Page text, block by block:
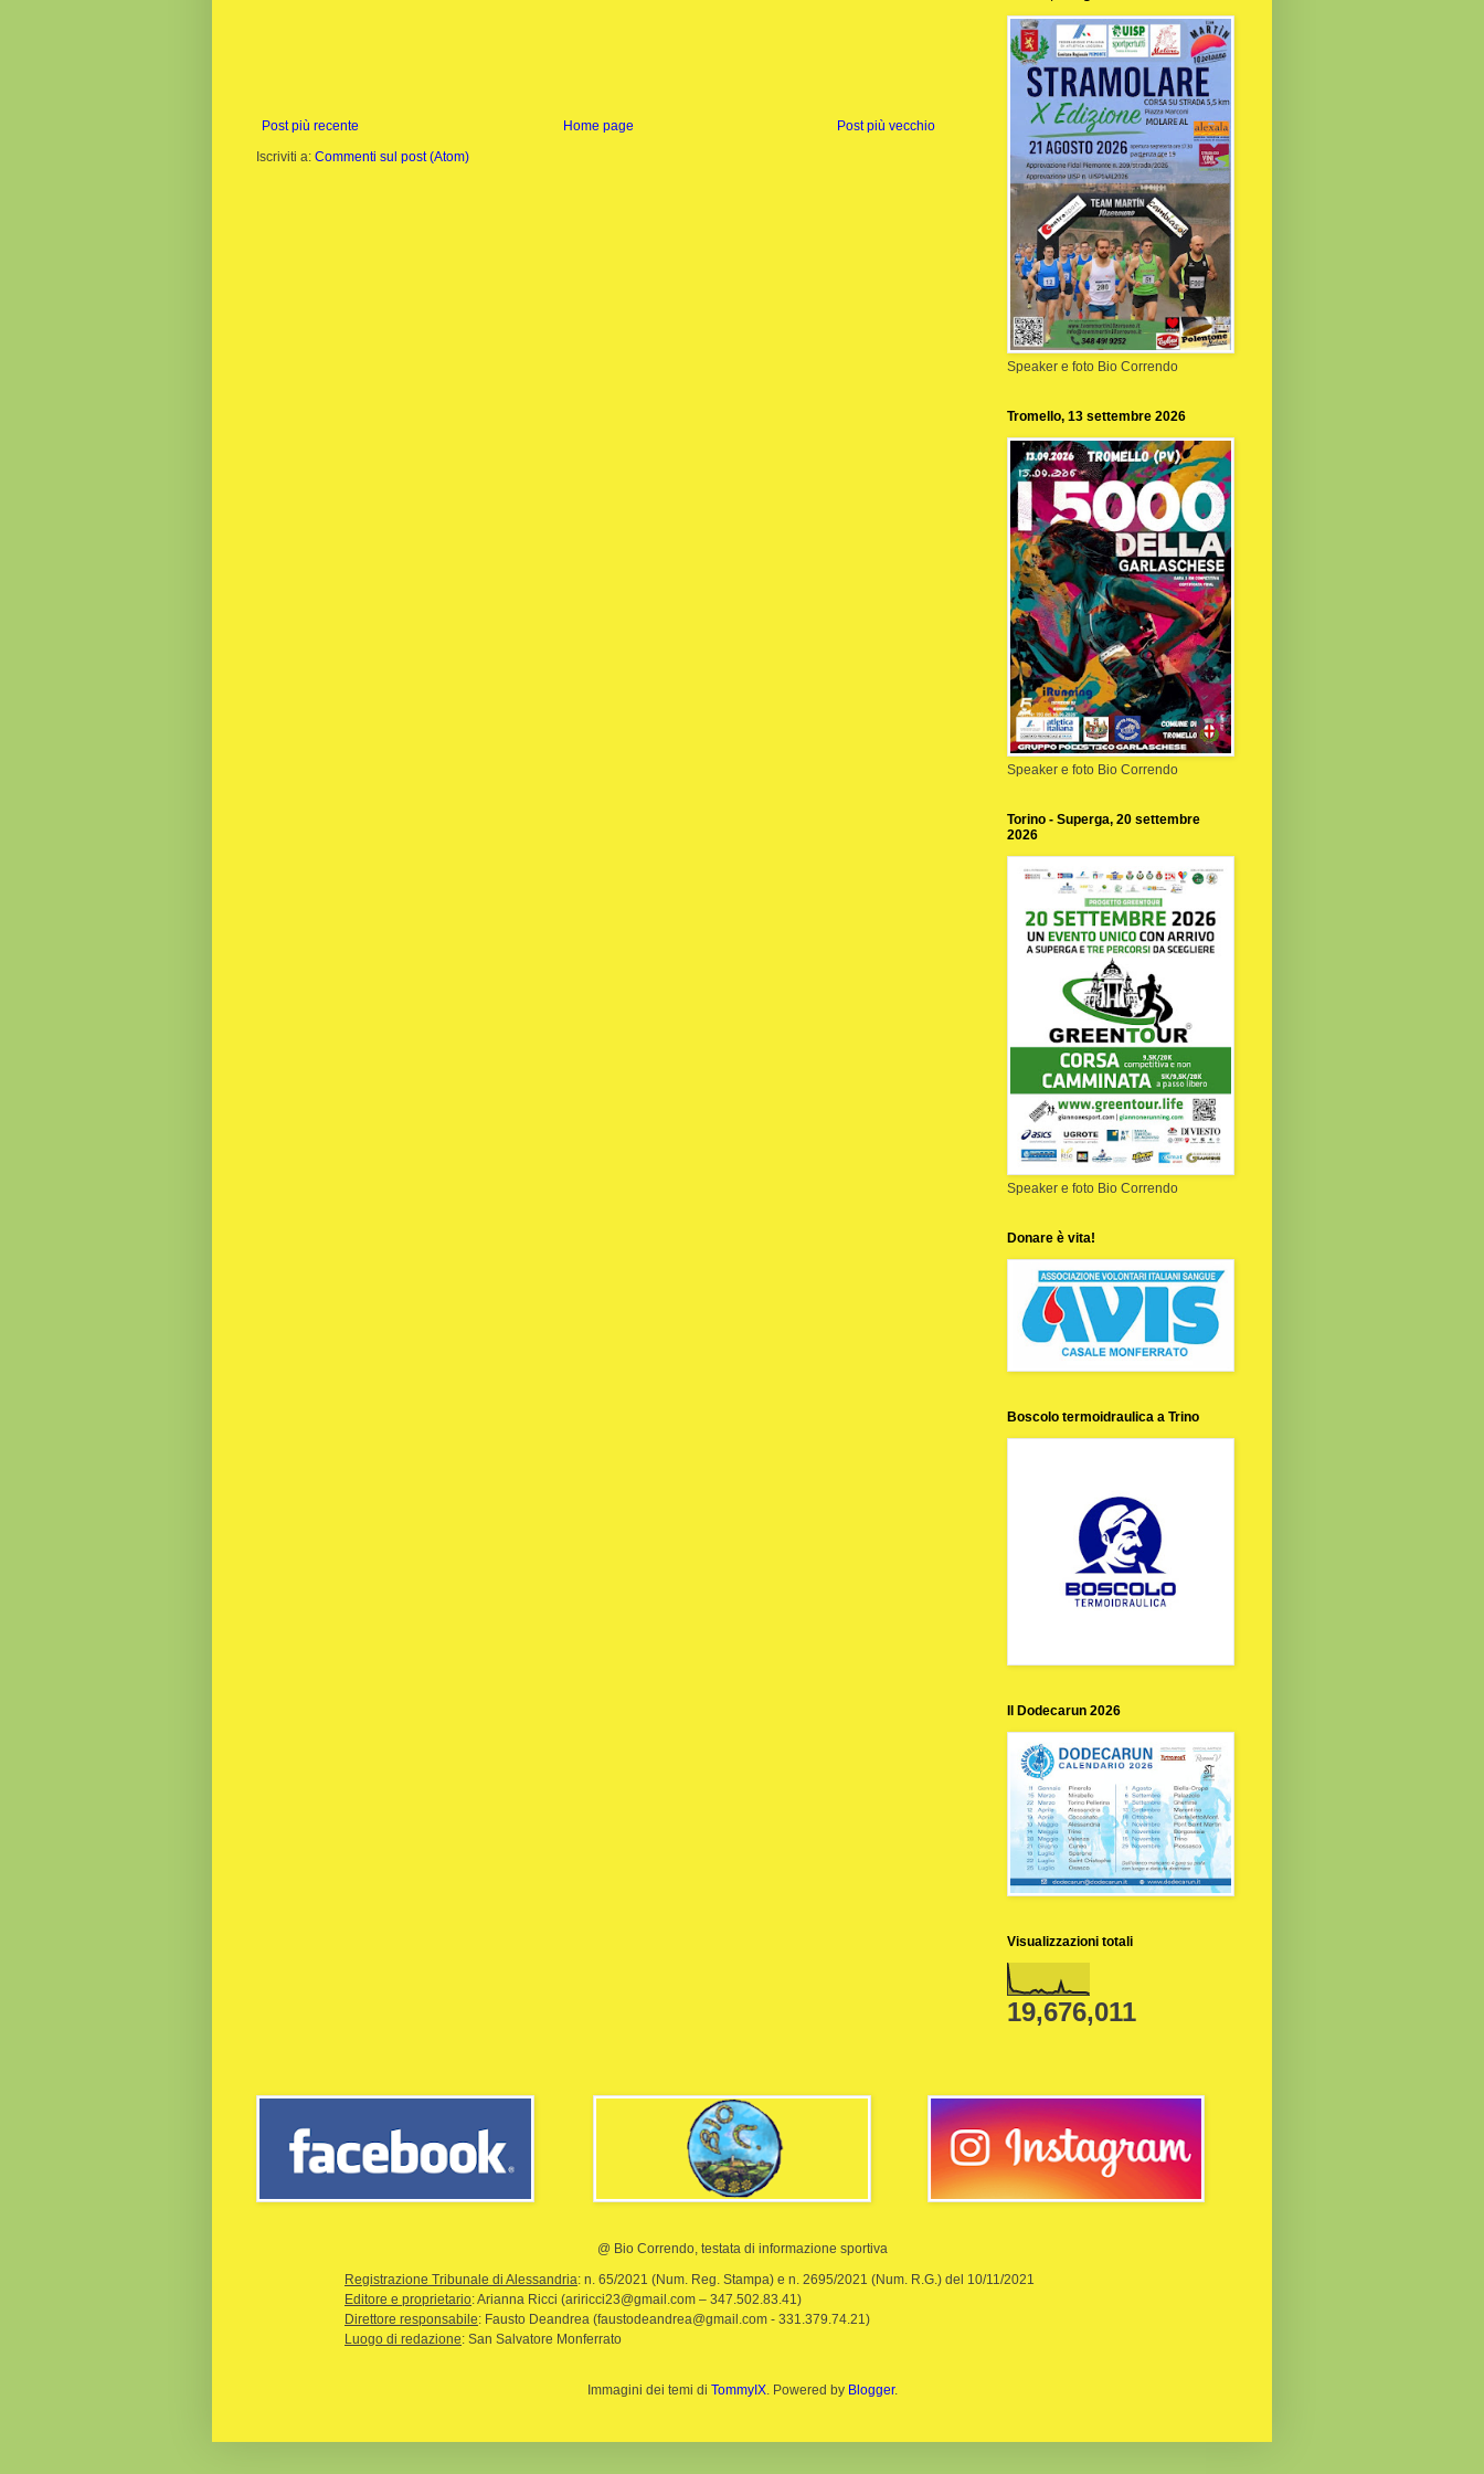
Post più recente Post più vecchio
Home page
Iscriviti a: Commenti sul post (Atom)
Speaker e foto Bio Correndo
Tromello, 13 settembre 2026
Speaker e foto Bio Correndo
Torino - Superga, 20 settembre
2026
Speaker e foto Bio Correndo
Donare è vita!
Boscolo termoidraulica a Trino
Il Dodecarun 2026
Visualizzazioni totali
19,676,011
@ Bio Correndo, testata di informazione sportiva
Registrazione Tribunale di Alessandria: n. 65/2021 (Num. Reg. Stampa) e n. 2695/2021 (Num. R.G.) del 10/11/2021
Editore e proprietario: Arianna Ricci (ariricci23@gmail.com – 347.502.83.41)
Direttore responsabile: Fausto Deandrea (faustodeandrea@gmail.com - 331.379.74.21)
Luogo di redazione: San Salvatore Monferrato
Immagini dei temi di TommyIX. Powered by Blogger.